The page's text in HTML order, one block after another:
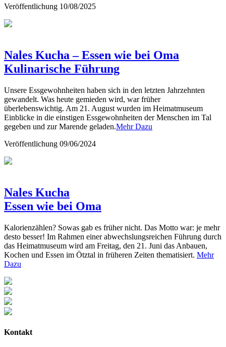
Veröffentlichung 10/08/2025
Nales Kucha – Essen wie bei Oma
Kulinarische Führung
Unsere Essgewohnheiten haben sich in den letzten Jahrzehnten
gewandelt. Was heute gemieden wird, war früher
überlebenswichtig. Am 21. August wurden im Heimatmuseum
Einblicke in die einstigen Essgewohnheiten der Menschen im Tal
gegeben und zur Marende geladen.Mehr Dazu
Veröffentlichung 09/06/2024
Nales Kucha
Essen wie bei Oma
Kalorienzählen? Sowas gab es früher nicht. Das Motto war: je mehr
desto besser! Im Rahmen einer abwechslungsreichen Führung durch
das Heimatmuseum wird am Freitag, den 21. Juni das Anbauen,
Kochen und Essen im Ötztal in früheren Zeiten thematisiert. Mehr
Dazu
Kontakt